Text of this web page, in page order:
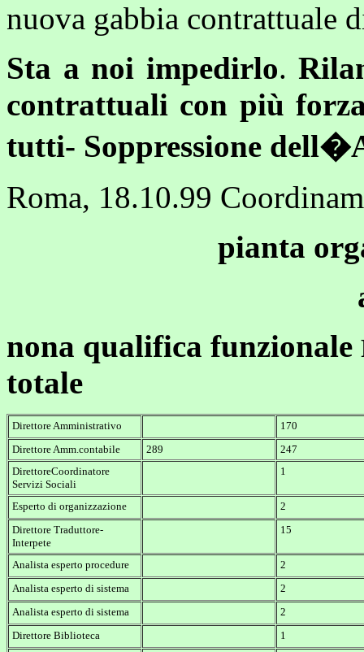
nuova gabbia contrattuale
Sta a noi impedirlo.
contrattuali con più
tutti- Soppressione
Roma, 18.10.99
pianta
nona qualifica funzionale
totale
Direttore Amministrativo
170
Direttore Amm.contabile
289
247
DirettoreCoordinatore
Servizi Sociali
1
Esperto di organizzazione
2
Direttore Traduttore-
Interpete
15
Analista esperto procedure
2
Analista esperto di sistema
2
Analista esperto di sistema
2
Direttore Biblioteca
1